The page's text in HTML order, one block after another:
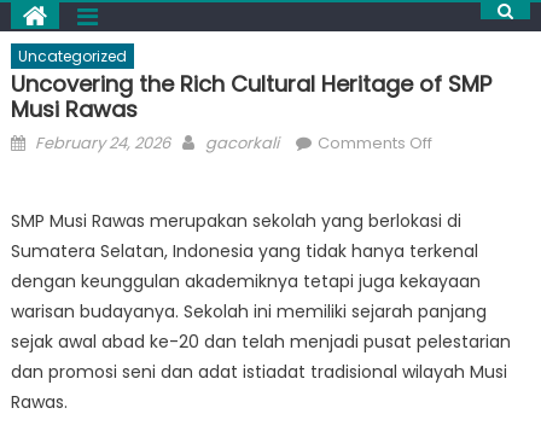
Uncategorized
Uncovering the Rich Cultural Heritage of SMP
Musi Rawas
Posted
February 24, 2026 Author
gacorkali Comments Offon
Rich
Cultural
Heritage
of
SMP
Musi
Rawas
SMP Musi Rawas merupakan sekolah yang berlokasi di
Sumatera Selatan, Indonesia yang tidak hanya terkenal
dengan keunggulan akademiknya tetapi juga kekayaan
warisan budayanya. Sekolah ini memiliki sejarah panjang
sejak awal abad ke-20 dan telah menjadi pusat pelestarian
dan promosi seni dan adat istiadat tradisional wilayah Musi
Rawas.